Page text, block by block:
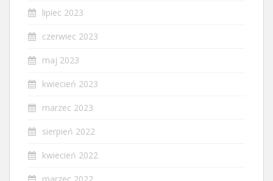
lipiec 2023
czerwiec 2023
maj 2023
kwiecień 2023
marzec 2023
sierpień 2022
kwiecień 2022